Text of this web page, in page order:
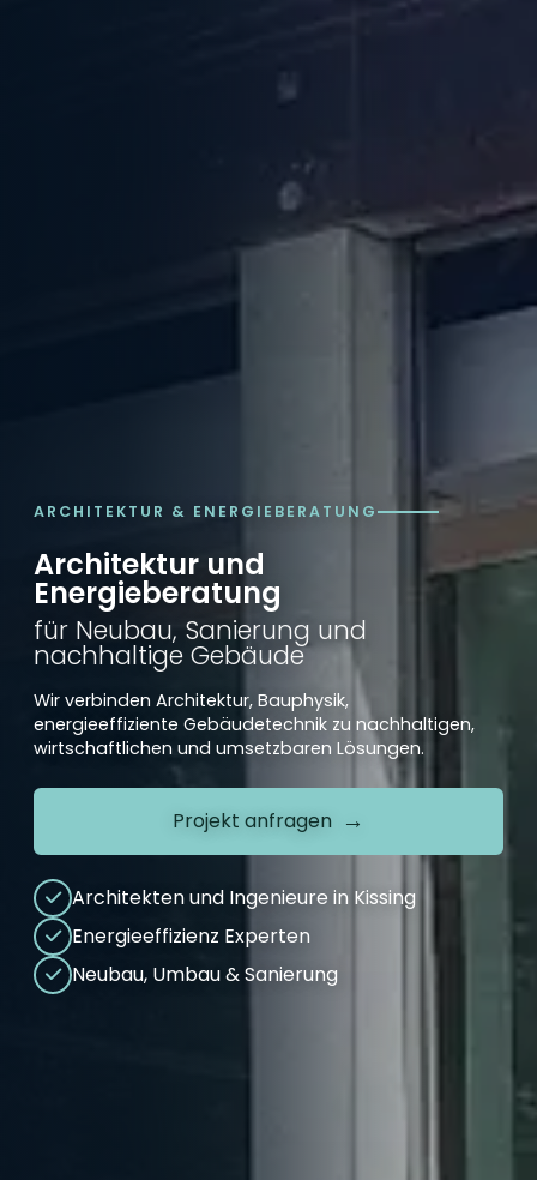
ARCHITEKTUR & ENERGIEBERATUNG
Architektur und
Energieberatung
für Neubau, Sanierung und
nachhaltige Gebäude
Wir verbinden Architektur, Bauphysik,
energieeffiziente Gebäudetechnik zu nachhaltigen,
wirtschaftlichen und umsetzbaren Lösungen.
Projekt anfragen
Architekten und Ingenieure in Kissing
Energieeffizienz Experten
Neubau, Umbau & Sanierung